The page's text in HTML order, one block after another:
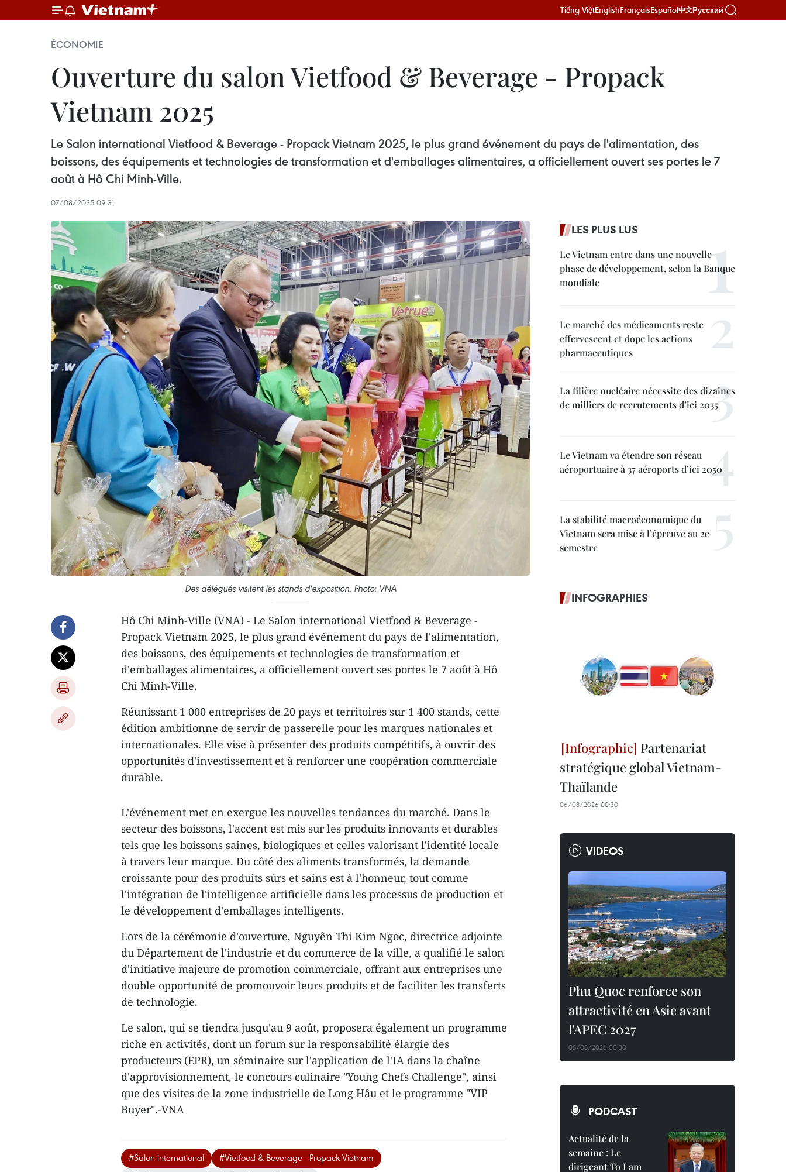
Tiếng ViệtEnglishFrançaisEspañol中文Русский
ÉCONOMIE
Ouverture du salon Vietfood & Beverage - Propack
Vietnam 2025
Le Salon international Vietfood & Beverage - Propack Vietnam 2025, le plus grand événement du pays de l'alimentation, des
boissons, des équipements et technologies de transformation et d'emballages alimentaires, a officiellement ouvert ses portes le 7
août à Hô Chi Minh-Ville.
07/08/2025 09:31
Des délégués visitent les stands d'exposition. Photo: VNA
Hô Chi Minh-Ville (VNA) - Le Salon international Vietfood & Beverage -
Propack Vietnam 2025, le plus grand événement du pays de l'alimentation,
des boissons, des équipements et technologies de transformation et
d'emballages alimentaires, a officiellement ouvert ses portes le 7 août à Hô
Chi Minh-Ville.
Réunissant 1 000 entreprises de 20 pays et territoires sur 1 400 stands, cette
édition ambitionne de servir de passerelle pour les marques nationales et
internationales. Elle vise à présenter des produits compétitifs, à ouvrir des
opportunités d'investissement et à renforcer une coopération commerciale
durable.
L'événement met en exergue les nouvelles tendances du marché. Dans le
secteur des boissons, l'accent est mis sur les produits innovants et durables
tels que les boissons saines, biologiques et celles valorisant l'identité locale
à travers leur marque. Du côté des aliments transformés, la demande
croissante pour des produits sûrs et sains est à l'honneur, tout comme
l'intégration de l'intelligence artificielle dans les processus de production et
le développement d'emballages intelligents.
Lors de la cérémonie d'ouverture, Nguyên Thi Kim Ngoc, directrice adjointe
du Département de l'industrie et du commerce de la ville, a qualifié le salon
d'initiative majeure de promotion commerciale, offrant aux entreprises une
double opportunité de promouvoir leurs produits et de faciliter les transferts
de technologie.
Le salon, qui se tiendra jusqu'au 9 août, proposera également un programme
riche en activités, dont un forum sur la responsabilité élargie des
producteurs (EPR), un séminaire sur l'application de l'IA dans la chaîne
d'approvisionnement, le concours culinaire "Young Chefs Challenge", ainsi
que des visites de la zone industrielle de Long Hâu et le programme "VIP
Buyer".-VNA
#Salon international
#Vietfood & Beverage - Propack Vietnam
LES PLUS LUS
Le Vietnam entre dans une nouvelle
phase de développement, selon la Banque
mondiale
Le marché des médicaments reste
effervescent et dope les actions
pharmaceutiques
La filière nucléaire nécessite des dizaines
de milliers de recrutements d’ici 2035
Le Vietnam va étendre son réseau
aéroportuaire à 37 aéroports d’ici 2050
La stabilité macroéconomique du
Vietnam sera mise à l’épreuve au 2e
semestre
INFOGRAPHIES
Partenariat
stratégique global Vietnam-
Thaïlande
06/08/2026 00:30
VIDEOS
Phu Quoc renforce son
attractivité en Asie avant
l'APEC 2027
05/08/2026 00:30
PODCAST
Actualité de la
semaine : Le
dirigeant To Lam